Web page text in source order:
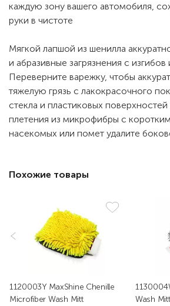
каждую зону вашего автомобиля,
руки в чистоте
Мягкой лапшой из шенилла
и абразивные загрязнения с изгибов
Переверните варежку, чтобы
тяжелую грязь с лакокрасочного
стекла и пластиковых
плетения из микрофибры с
насекомых или помет удалите
Похожие товары
1120003Y MaxShine Chenille
Microfiber Wash Mitt
Wash